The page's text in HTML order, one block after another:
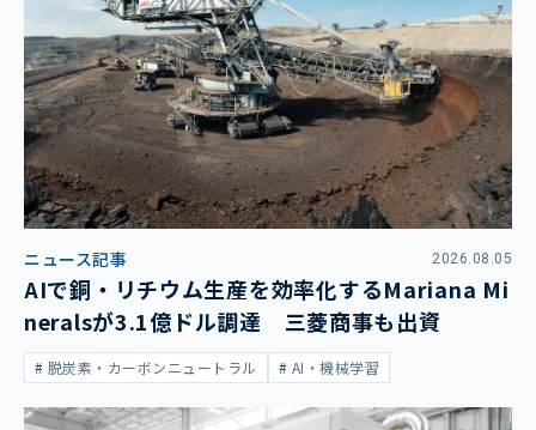
ニュース記事 2026.08.05
AIで銅・リチウム生産を効率化するMariana Mi
neralsが3.1億ドル調達 三菱商事も出資
脱炭素・カーボンニュートラル AI・機械学習